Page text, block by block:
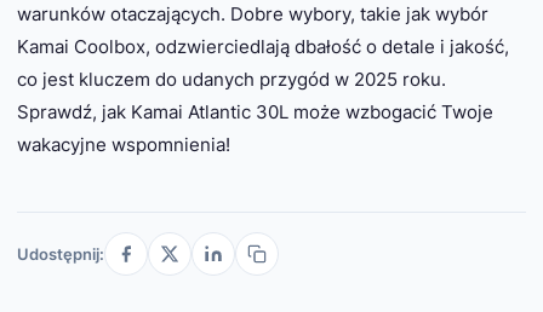
warunków otaczających. Dobre wybory, takie jak wybór
Kamai Coolbox, odzwierciedlają dbałość o detale i jakość,
co jest kluczem do udanych przygód w 2025 roku.
Sprawdź, jak Kamai Atlantic 30L może wzbogacić Twoje
wakacyjne wspomnienia!
Udostępnij: